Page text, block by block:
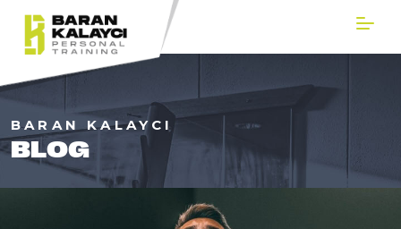
BARAN KALAYCI
BLOG